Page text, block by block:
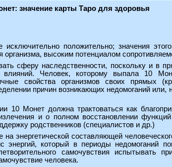
значение карты Таро для здоровья
исключительно положительно; значения
высоким потенциалом
сферу наследственности, поскольку и в
влияний. Человек, которому выпала 10
свойства организмов своих прямых
причин возникающих недомоганий или,
10 Монет должна трактоваться как
и о полном восстановлении
родственников (специалистов и др.)
на энергетической составляющей
энергий, который в периоды недомоганий
самочувствия испытывать
человека.